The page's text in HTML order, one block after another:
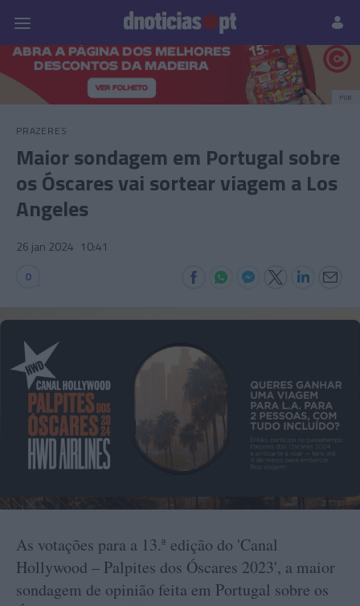
Prazeres Paisagens
PUB
PRAZERES
Maior sondagem em Portugal sobre
os Óscares vai sortear viagem a Los
Angeles
26 jan 2024 10:41
0
As votações para a 13.ª edição do 'Canal
Hollywood – Palpites dos Óscares 2023', a maior
sondagem de opinião feita em Portugal sobre os